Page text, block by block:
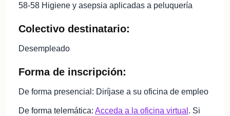
58-58 Higiene y asepsia aplicadas a peluquería
Colectivo destinatario:
Desempleado
Forma de inscripción:
De forma presencial: Diríjase a su oficina de empleo
De forma telemática: Acceda a la oficina virtual . Si